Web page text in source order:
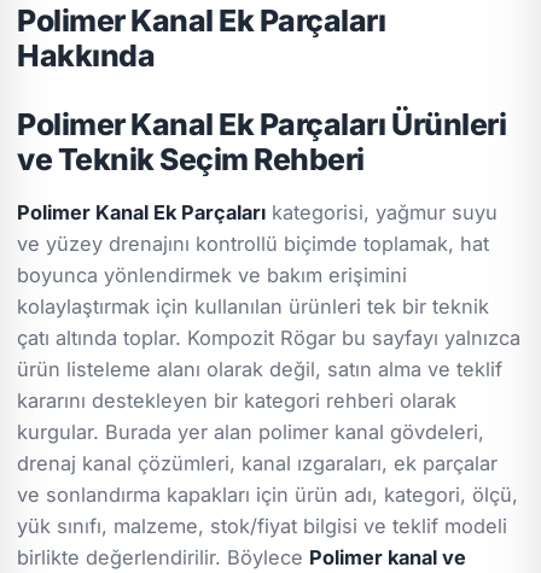
Polimer Kanal Ek Parçaları
Hakkında
Polimer Kanal Ek Parçaları Ürünleri
ve Teknik Seçim Rehberi
Polimer Kanal Ek Parçaları kategorisi, yağmur suyu
ve yüzey drenajını kontrollü biçimde toplamak, hat
boyunca yönlendirmek ve bakım erişimini
kolaylaştırmak için kullanılan ürünleri tek bir teknik
çatı altında toplar. Kompozit Rögar bu sayfayı yalnızca
ürün listeleme alanı olarak değil, satın alma ve teklif
kararını destekleyen bir kategori rehberi olarak
kurgular. Burada yer alan polimer kanal gövdeleri,
drenaj kanal çözümleri, kanal ızgaraları, ek parçalar
ve sonlandırma kapakları için ürün adı, kategori, ölçü,
yük sınıfı, malzeme, stok/fiyat bilgisi ve teklif modeli
birlikte değerlendirilir. Böylece Polimer kanal ve